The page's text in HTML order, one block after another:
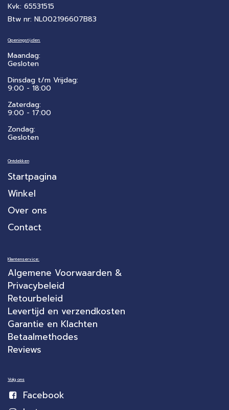
Kvk: 65531515
Btw nr: NL002196607B83
Openingstijden:
Maandag:
Gesloten
Dinsdag t/m Vrijdag:
9:00 - 18:00
Zaterdag:
​9:00 - 17:00
Zondag:
Gesloten
Ontdekken
Startpagina
Winkel
Over ons
Contact
Klantenservice:
Algemene Voorwaarden &
Privacybeleid
Retourbeleid
Levertijd en verzendkosten
Garantie en Klachten
Betaalmethodes
Reviews
Volg ons
Facebook